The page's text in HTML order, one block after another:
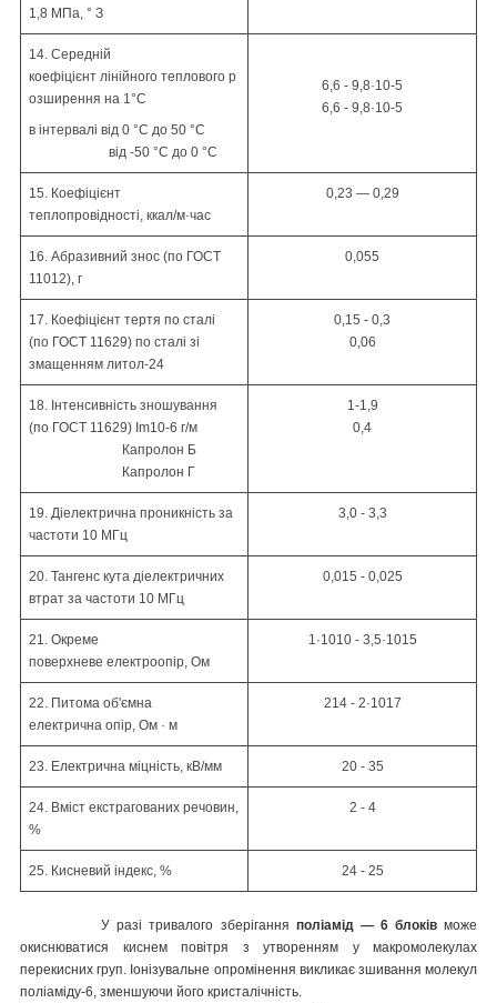
1,8 МПа,°З
14. Середній
коефіцієнт лінійного тепловогор
озширення на 1°С
вінтервалі від 0 °C до 50 °C
від -50 °C до 0 °C
6,6 - 9,8·10-5
6,6 - 9,8·10-5
15. Коефіцієнт
теплопровідності,ккал/м·час
0,23 — 0,29
16. Абразивний знос (по ГОСТ
11012) , г
0,055
17. Коефіцієнт тертя по сталі
(по ГОСТ 11629)по сталі зі
змащенням литол-24
0,15 - 0,3
0,06
18. Інтенсивність зношування
(по ГОСТ 11629) Im10-6 г/м
Капролон Б
Капролон Г
1-1,9
0,4
19. Діелектрична проникністьза
частоти 10 МГц
3,0 - 3,3
20. Тангенс кута діелектричних
втратза частоти 10 МГц
0,015 - 0,025
21. Окреме
поверхневеелектроопір , Ом
1·1010- 3,5·1015
22. Питома об'ємна
електричнаопір, Ом ·м
214- 2·1017
23. Електрична міцність, кВ/мм 20 - 35
24. Вміст екстрагованих речовин,
%
2 - 4
25. Кисневий індекс, % 24 - 25
У разі тривалого зберігання поліамід — 6 блоківможе
окиснюватися киснем повітря з утворенням у макромолекулах
перекисних груп. Іонізувальне опромінення викликає зшивання молекул
поліаміду-6, зменшуючи його кристалічність.